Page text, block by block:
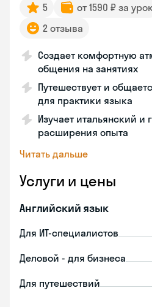
5 от 1590 ₽ за
2 отзыва
Создает комфортную
общения на занятиях
Путешествует и
для практики языка
Изучает итальянский и
расширения опыта
Читать дальше
Услуги и цены
Английский язык
Для ИТ-специалистов
Деловой - для бизнеса
Для путешествий